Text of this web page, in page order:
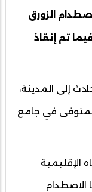
الزورق
تم إنقاذ
إلى المدينة،
في جامع
الإقليمية
الاصطدام